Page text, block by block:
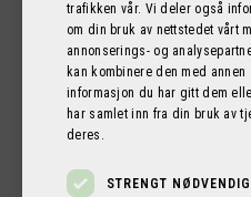
FØLG OSS PÅ SOSIALE
trafikken vår. Vi deler også
om din bruk av nettstedet vårt
annonserings- og
kan kombinere den med annen
informasjon du har gitt dem
har samlet inn fra din bruk av
deres.
STRENGT NØDVENDIG